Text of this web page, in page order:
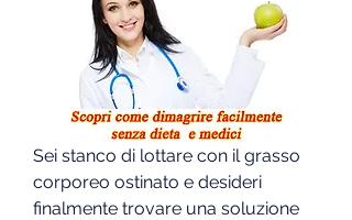
Sei stanco di lottare con il grasso
corporeo ostinato e desideri
finalmente trovare una soluzione